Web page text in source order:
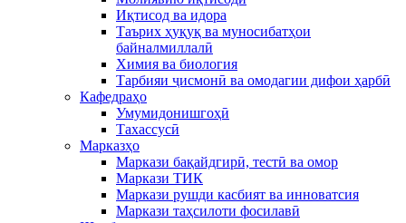
Иқтисод ва идора
Таърих ҳуқуқ ва муносибатҳои
байналмиллалӣ
Химия ва биология
Тарбияи ҷисмонӣ ва омодагии дифои ҳарбӣ
Кафедраҳо
Умумидонишгоҳӣ
Тахассусӣ
Марказҳо
Маркази бақайдгирӣ, тестӣ ва омор
Маркази ТИК
Маркази рушди касбият ва инноватсия
Маркази таҳсилоти фосилавӣ